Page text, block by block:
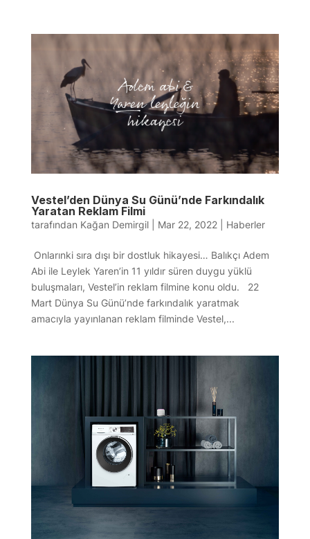
Vestel’den Dünya Su Günü’nde Farkındalık
Yaratan Reklam Filmi
tarafından Kağan Demirgil| Mar 22, 2022| Haberler
Onlarınki sıra dışı bir dostluk hikayesi… Balıkçı Adem
Abi ile Leylek Yaren’in 11 yıldır süren duygu yüklü
buluşmaları, Vestel’in reklam filmine konu oldu. 22
Mart Dünya Su Günü’nde farkındalık yaratmak
amacıyla yayınlanan reklam filminde Vestel,...